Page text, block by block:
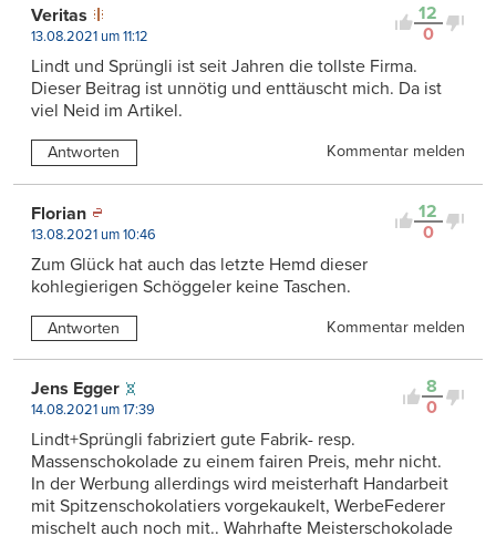
12
0
Veritas
13.08.2021 um 11:12
Lindt und Sprüngli ist seit Jahren die tollste Firma.
Dieser Beitrag ist unnötig und enttäuscht mich. Da ist
viel Neid im Artikel.
Antworten Kommentar melden
12
0
Florian
13.08.2021 um 10:46
Zum Glück hat auch das letzte Hemd dieser
kohlegierigen Schöggeler keine Taschen.
Antworten Kommentar melden
8
0
Jens Egger
14.08.2021 um 17:39
Lindt+Sprüngli fabriziert gute Fabrik- resp.
Massenschokolade zu einem fairen Preis, mehr nicht.
In der Werbung allerdings wird meisterhaft Handarbeit
mit Spitzenschokolatiers vorgekaukelt, WerbeFederer
mischelt auch noch mit.. Wahrhafte Meisterschokolade